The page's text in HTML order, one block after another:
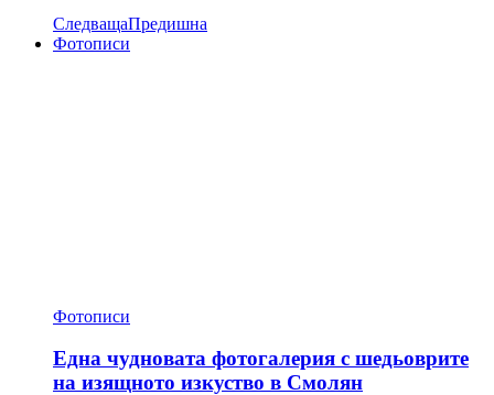
СледващаПредишна
Фотописи
Фотописи
Една чудновата фотогалерия с шедьоврите
на изящното изкуство в Смолян